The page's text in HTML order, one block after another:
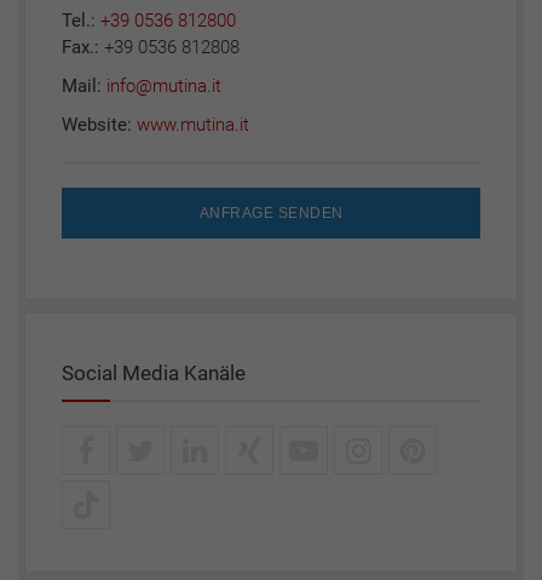
Tel.: +39 0536 812800
Fax.: +39 0536 812808
Mail: info@mutina.it
Website: www.mutina.it
ANFRAGE SENDEN
Social Media Kanäle